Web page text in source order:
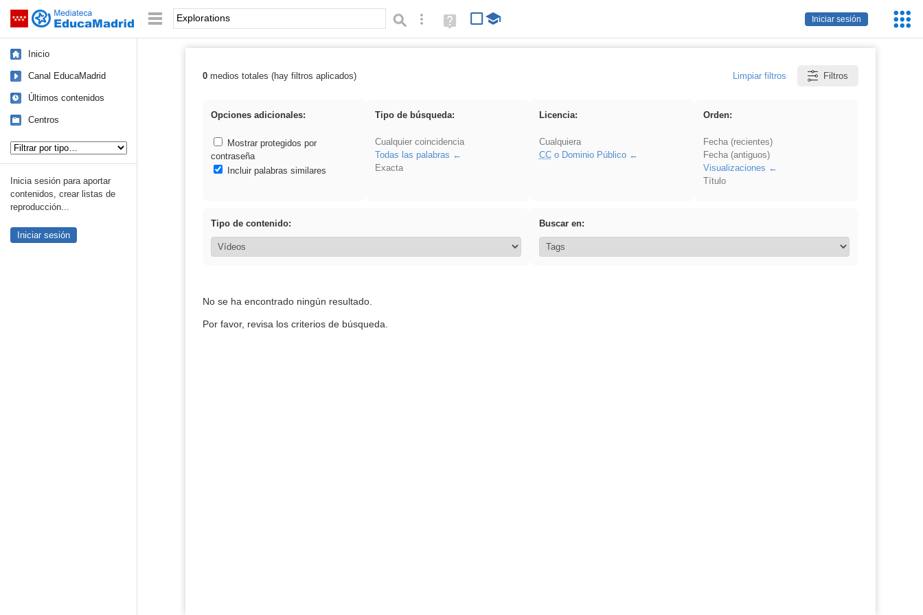
Saltar navegación
Iniciar sesión
Palabra o frase: Búsqueda avanzada
Ayuda
(en
Inicio
Canal EducaMadrid
Últimos contenidos
Centros
Inicia sesión para aportar
contenidos, crear listas de
reproducción...
Iniciar sesión
Resultados de: Explorations
0medios totales (hay filtros aplicados) Limpiar filtros Filtros
Opciones adicionales:
Mostrar protegidos por
contraseña
Incluir palabras similares
Tipo de búsqueda:
Cualquier coincidencia
Todas las palabras
Exacta
Licencia:
Cualquiera
CCo Dominio Público
Orden:
Fecha (recientes)
Fecha (antiguos)
Visualizaciones
Título
Tipo de contenido: Buscar en:
No se ha encontrado ningún resultado.
Por favor, revisa los criterios de búsqueda.